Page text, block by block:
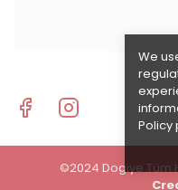
We
Policy
©2024 Dogiye Tüm